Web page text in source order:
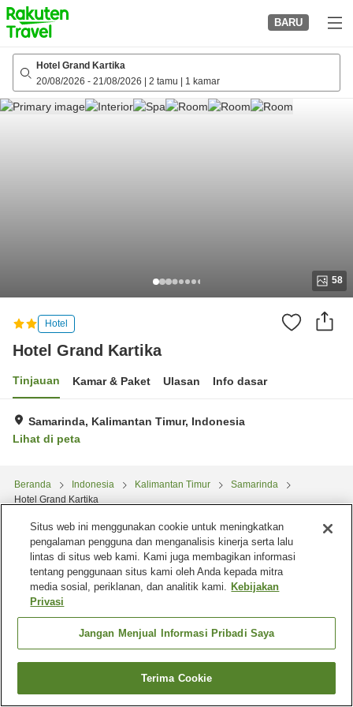
to
top
page
BARU
Hotel Grand Kartika
20/08/2026 - 21/08/2026 2 tamu 1 kamar
58
Hotel
Hotel Grand Kartika
Tinjauan Kamar & Paket Ulasan Info dasar
Samarinda, Kalimantan Timur, Indonesia
Lihat di peta
Beranda Indonesia Kalimantan Timur
Samarinda
Hotel Grand Kartika
Cari kamar
Situs web ini menggunakan cookie untuk meningkatkan
pengalaman pengguna dan menganalisis kinerja serta lalu
lintas di situs web kami. Kami juga membagikan informasi
tentang penggunaan situs kami oleh Anda kepada mitra
media sosial, periklanan, dan analitik kami. Kebijakan
Privasi
Jangan Menjual Informasi Pribadi Saya
Terima Cookie